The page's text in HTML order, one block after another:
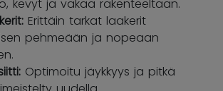
kevyt ja vakaa rakenteeltaan.
Erittäin tarkat laakerit
pehmeään ja nopeaan
Optimoitu jäykkyys ja pitkä